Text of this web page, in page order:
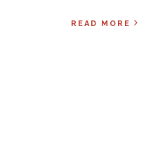
READ MORE